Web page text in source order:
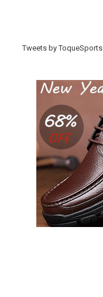
Tweets by ToqueSports